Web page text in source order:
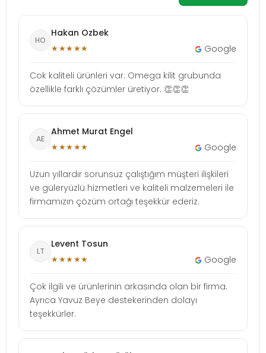
HO
Hakan Ozbek
★★★★★ Google
Cok kaliteli ürünleri var. Omega kilit grubunda
özellikle farklı çözümler üretiyor. 👏👏👏
AE
Ahmet Murat Engel
★★★★★ Google
Uzun yıllardır sorunsuz çalıştığım müşteri ilişkileri
ve güleryüzlü hizmetleri ve kaliteli malzemeleri ile
firmamızın çözüm ortağı teşekkür ederiz.
LT
Levent Tosun
★★★★★ Google
Çok ilgili ve ürünlerinin arkasında olan bir firma.
Ayrıca Yavuz Beye destekerinden dolayı
teşekkürler.